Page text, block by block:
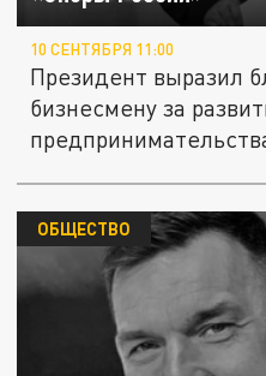
10 СЕНТЯБРЯ 11:00
Президент выразил
бизнесмену за
ОБЩЕСТВО